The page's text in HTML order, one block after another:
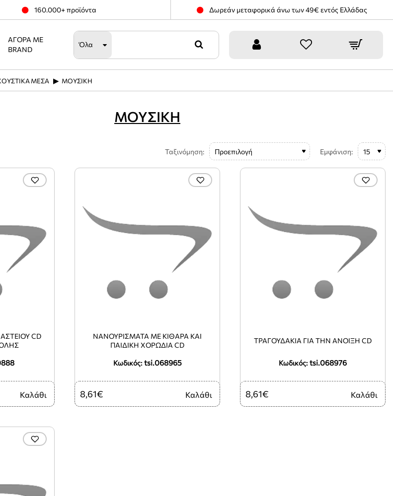
160.000+ προϊόντα Δωρεάν μεταφορικά άνω των 49€ εντός Ελλάδας
ΑΓΟΡΆ ΜΕ
BRAND
Όλα
ΜΕΣΑ ΜΟΥΣΙΚΗ
ΜΟΥΣΙΚΗ
Ταξινόμηση: Εμφάνιση:
CD
Καλάθι
Κωδικός: tsi.068965
ΝΑΝΟΥΡΙΣΜΑΤΑ ΜΕ ΚΙΘΑΡΑ ΚΑΙ
ΠΑΙΔΙΚΗ ΧΟΡΩΔΙΑ CD
8,61€ Καλάθι
Κωδικός: tsi.068976
ΤΡΑΓΟΥΔΑΚΙΑ ΓΙΑ ΤΗΝ ΑΝΟΙΞΗ CD
8,61€ Καλάθι